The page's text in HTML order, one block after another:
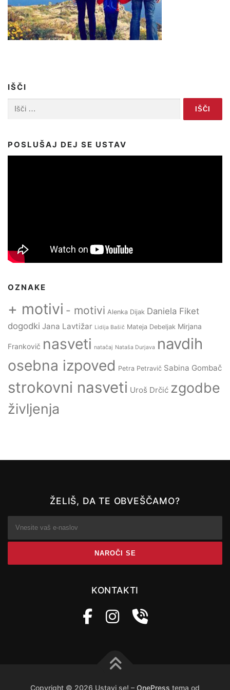
IŠČI
POSLUŠAJ DEJ SE USTAV
OZNAKE
+ motivi - motivi Alenka Dijak Daniela Fiket
dogodki Jana Lavtižar Lidija Bašič Mateja Debeljak Mirjana
Frankovič nasveti natačaj Nataša Durjava navdih
osebna izpoved Petra Petravič Sabina Gombač
strokovni nasveti Uroš Drčić zgodbe
življenja
ŽELIŠ, DA TE OBVEŠČAMO?
KONTAKTI
Copyright © 2026 Ustavi se! – OnePress tema od